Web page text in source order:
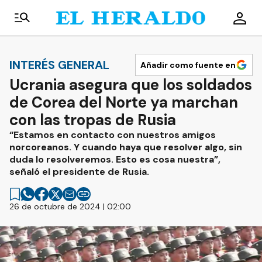
INTERÉS GENERAL Añadir como fuente en
Ucrania asegura que los soldados
de Corea del Norte ya marchan
con las tropas de Rusia
“Estamos en contacto con nuestros amigos
norcoreanos. Y cuando haya que resolver algo, sin
duda lo resolveremos. Esto es cosa nuestra”,
señaló el presidente de Rusia.
26 de octubre de 2024 | 02:00